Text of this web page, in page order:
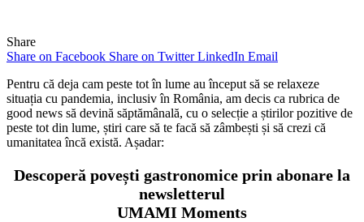
Share
Share on Facebook Share on Twitter LinkedIn Email
Pentru că deja cam peste tot în lume au început să se relaxeze
situația cu pandemia, inclusiv în România, am decis ca rubrica de
good news să devină săptămânală, cu o selecție a știrilor pozitive de
peste tot din lume, știri care să te facă să zâmbești și să crezi că
umanitatea încă există. Așadar:
Descoperă povești gastronomice prin abonare la
newsletterul
UMAMI Moments